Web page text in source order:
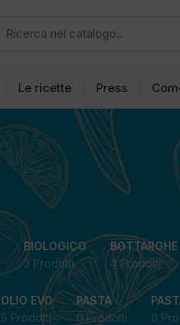
Le ricette Press
BIOLOGICO
3 Prodotti
BOTTARGHE
4 Prodotti
OLIO EVO
5 Prodotti
PASTA
0 Prodotti
0